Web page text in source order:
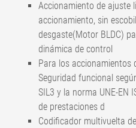
Accionamiento de ajuste
accionamiento, sin
desgaste(Motor BLDC)
dinámica de control
Para los accionamientos
Seguridad funcional
SIL3 y la norma UNE-EN
de prestaciones d
Codificador multivuelta